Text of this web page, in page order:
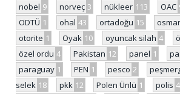
nobel 9 norveç 3 nükleer 113 OAC
ODTÜ 1 ohal 43 ortadoğu 15
otorite 1 Oyak 10 oyuncak silah 4
özel ordu 4 Pakistan 12 panel 1
paraguay 1 PEN 1 pesco 2
selek 18 pkk 12 Polen Ünlü 1 polis